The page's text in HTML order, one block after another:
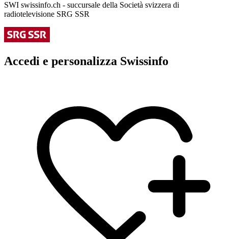
SWI swissinfo.ch - succursale della Società svizzera di
radiotelevisione SRG SSR
Accedi e personalizza Swissinfo